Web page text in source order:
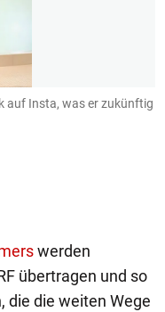
auf Insta, was er zukünftig
werden
übertragen und so
die die weiten Wege